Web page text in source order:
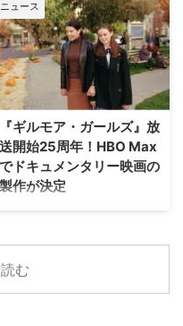
ン。そしてスタジオは20th …
捜査課』のファイナル・シーズン
（シーズン10・全8話）が、アク
ションチャンネルにて8月29日
（土）18時より独占日本初放送さ
れることが決定。これに合わせ、
ファンに愛された人気キャラクタ
「プロファイリング」セレクショ
ンも8月8日（土）より4週連続で
放送される。 新ヒロイン・エリ
ザの登場と波乱の最終章 『プロ
ファイラーとパリ司法警察の捜査
ニュース
『ギルモア・ガールズ』放
送開始25周年！HBO Max
でドキュメンタリー映画の
製作が決定
ワーナー・ブラザース・テレビジ
ードラマの金字塔『ギルモア・ガ
ールズ』を振り返る初の公式ドキ
ュメンタリー映画を制作中である
ことが明らかになった。2000年
む